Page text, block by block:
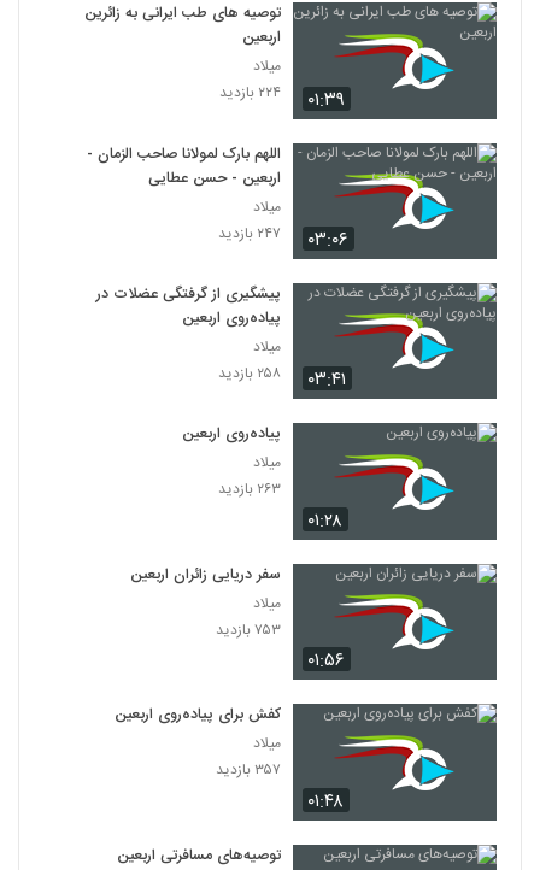
۰۱:۳۹
توصیه های طب ایرانی به زائرین
اربعین
میلاد
۲۲۴ بازدید
۰۳:۰۶
اللهم بارک لمولانا صاحب الزمان -
اربعین - حسن عطایی
میلاد
۲۴۷ بازدید
۰۳:۴۱
پیشگیری از گرفتگی عضلات در
پیاده‌روی اربعین
میلاد
۲۵۸ بازدید
۰۱:۲۸
پیاده‌روی اربعین
میلاد
۲۶۳ بازدید
۰۱:۵۶
سفر دریایی زائران اربعین
میلاد
۷۵۳ بازدید
۰۱:۴۸
کفش برای پیاده‌روی اربعین
میلاد
۳۵۷ بازدید
توصیه‌های مسافرتی اربعین